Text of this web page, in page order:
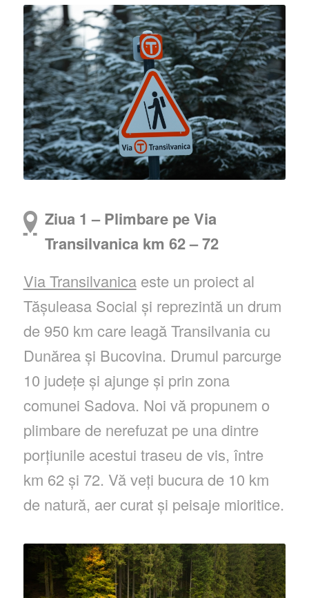
Ziua 1 – Plimbare pe Via
Transilvanica km 62 – 72
Via Transilvanicaeste un proiect al
Tășuleasa Social și reprezintă un drum
de 950 km care leagă Transilvania cu
Dunărea și Bucovina. Drumul parcurge
10 județe și ajunge și prin zona
comunei Sadova. Noi vă propunem o
plimbare de nerefuzat pe una dintre
porțiunile acestui traseu de vis, între
km 62 și 72. Vă veți bucura de 10 km
de natură, aer curat și peisaje mioritice.